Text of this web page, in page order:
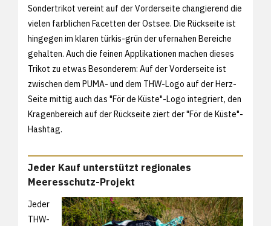
Sondertrikot vereint auf der Vorderseite changierend die
vielen farblichen Facetten der Ostsee. Die Rückseite ist
hingegen im klaren türkis-grün der ufernahen Bereiche
gehalten. Auch die feinen Applikationen machen dieses
Trikot zu etwas Besonderem: Auf der Vorderseite ist
zwischen dem PUMA- und dem THW-Logo auf der Herz-
Seite mittig auch das "För de Küste"-Logo integriert, den
Kragenbereich auf der Rückseite ziert der "För de Küste"-
Hashtag.
Jeder Kauf unterstützt regionales
Meeresschutz-Projekt
Jeder
THW-